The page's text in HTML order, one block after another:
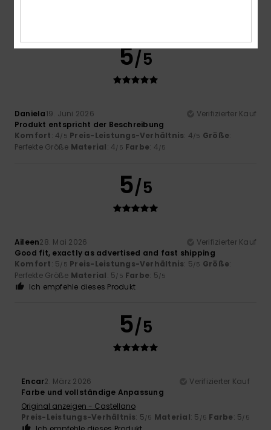
5/5
Daniela19. Juni 2026
Verifizierter Kauf
Produkt entspricht der Beschreibung
Komfort: 4/5 Preis-Leistungs-Verhältnis: 4/5 Größe:
Perfekte Größe Material: 4/5 Farbe: 4/5
5/5
Aileen28. Mai 2026
Verifizierter Kauf
Good fit, exactly as advertised and fast shipping
Komfort: 5/5 Preis-Leistungs-Verhältnis: 5/5 Größe:
Perfekte Größe Material: 5/5 Farbe: 5/5
Ich empfehle dieses Produkt
5/5
Encar2. März 2026
Verifizierter Kauf
Farbe und vollständige Anpassung
Original anzeigen - Castellano
Preis-Leistungs-Verhältnis: 5/5 Material: 5 /5 Farbe: 5/5